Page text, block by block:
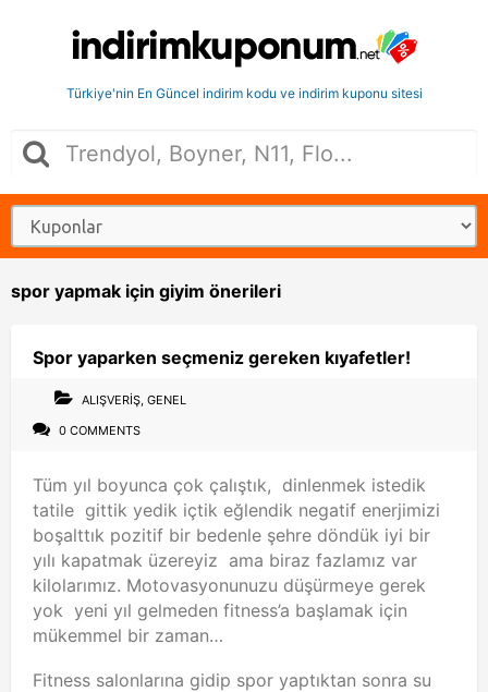
Türkiye'nin En Güncel indirim kodu ve indirim kuponu sitesi
spor yapmak için giyim önerileri
Spor yaparken seçmeniz gereken kıyafetler!
ALIŞVERIŞ, GENEL
0 COMMENTS
Tüm yıl boyunca çok çalıştık, dinlenmek istedik
tatile gittik yedik içtik eğlendik negatif enerjimizi
boşalttık pozitif bir bedenle şehre döndük iyi bir
yılı kapatmak üzereyiz ama biraz fazlamız var
kilolarımız. Motovasyonunuzu düşürmeye gerek
yok yeni yıl gelmeden fitness’a başlamak için
mükemmel bir zaman…
Fitness salonlarına gidip spor yaptıktan sonra su